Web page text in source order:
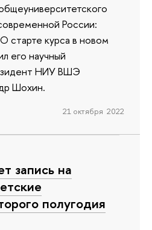
России:
старте курса в новом
его научный
НИУ ВШЭ
Шохин.
21 октября 2022
запись на
полугодия